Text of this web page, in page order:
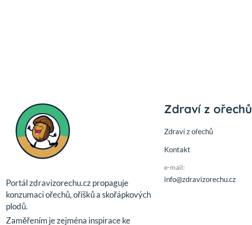
Portál zdravizorechu.cz propaguje
konzumaci ořechů, oříšků a skořápkových
plodů.
Zaměřením je zejména inspirace ke
Zdraví z ořechů
Zdraví z ořechů
Kontakt
e-mail:
info@zdravizorechu.cz